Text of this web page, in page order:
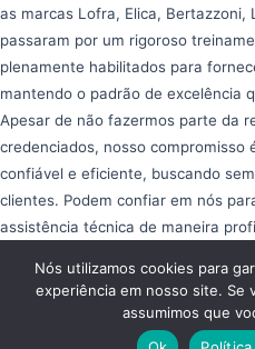
as marcas Lofra, Elica, Bertazzoni,
passaram por um rigoroso
plenamente habilitados para
mantendo o padrão de excelência
Apesar de não fazermos parte da
credenciados, nosso compromisso
confiável e eficiente, buscando
clientes. Podem confiar em nós
assistência técnica de maneira
forma possível, proporcionando
Copyright © 2026
Nós utilizamos cookies para
experiência em nosso site. Se
assumimos que